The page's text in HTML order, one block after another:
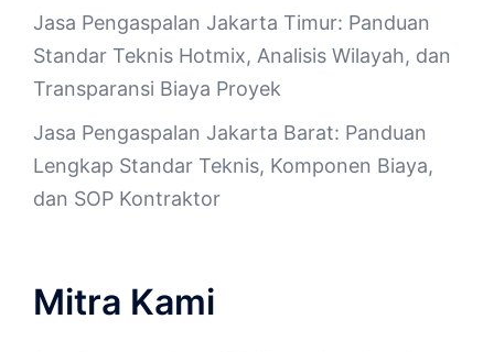
Jasa Pengaspalan Jakarta Timur: Panduan
Standar Teknis Hotmix, Analisis Wilayah, dan
Transparansi Biaya Proyek
Jasa Pengaspalan Jakarta Barat: Panduan
Lengkap Standar Teknis, Komponen Biaya,
dan SOP Kontraktor
Mitra Kami